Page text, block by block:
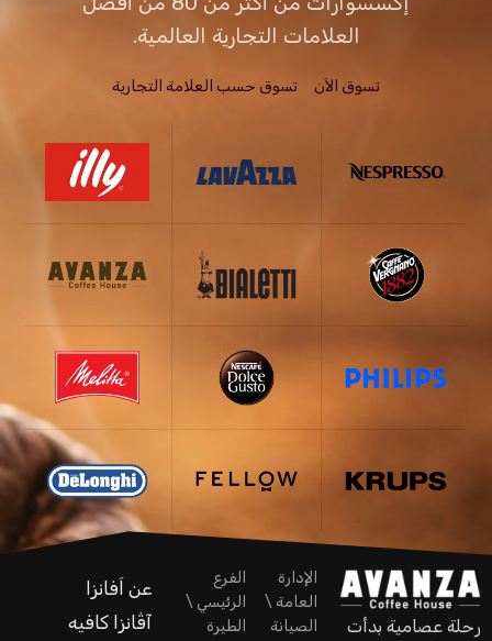
العلامات التجارية العالمية.
تسوق الاَن تسوق حسب العلامة التجارية
رحلة عصامية بدأت
الإدارة
العامة \
الصيانة
الفرع
الرئيسي \
الطيرة
عن اَفانزا
آڤانزا كافيه